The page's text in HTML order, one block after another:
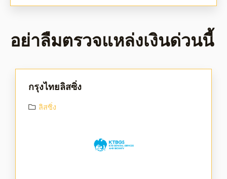
อย่าลืมตรวจแหล่งเงินด่วนนี้
กรุงไทยลิสซิ่ง
ลิสซิ่ง